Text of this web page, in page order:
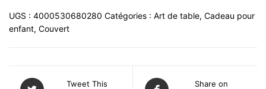
UGS : 4000530680280 Catégories : Art de table, Cadeau pour
enfant, Couvert
Tweet This
Share on